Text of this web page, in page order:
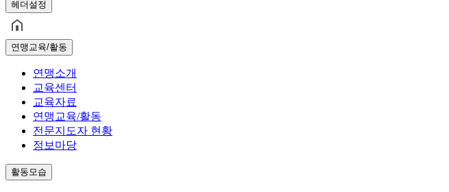
헤더설정
연맹교육/활동
연맹소개
교육센터
교육자료
연맹교육/활동
전문지도자 현황
정보마당
활동모습